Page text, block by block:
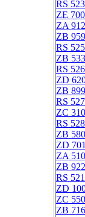
RS
ZE
ZA
ZB
RS
ZB
RS
ZD
ZB
RS
ZC
RS
ZB
ZD
ZA
ZB
RS
ZD
ZC
ZB